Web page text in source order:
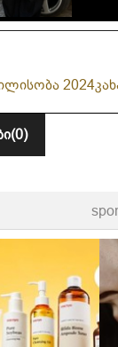
2024
(0)